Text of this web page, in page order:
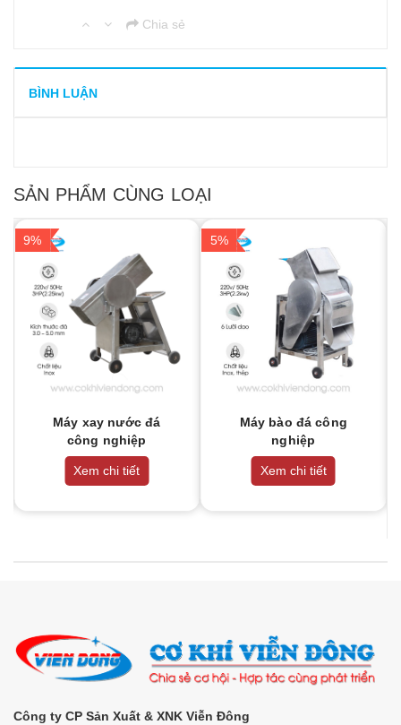
Chia sẻ
BÌNH LUẬN
SẢN PHẨM CÙNG LOẠI
9%
Máy xay nước đá
công nghiệp
Xem chi tiết
5%
Máy bào đá công
nghiệp
Xem chi tiết
Công ty CP Sản Xuất & XNK Viễn Đông